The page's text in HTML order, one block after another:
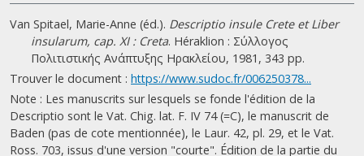
Van Spitael, Marie-Anne (éd.). Descriptio insule Crete et Liber
insularum, cap. XI : Creta. Héraklion : Σύλλογος
Πολιτιστικής Ανάπτυξης Ηρακλείου, 1981, 343 pp.
Trouver le document : https://www.sudoc.fr/006250378...
Note : Les manuscrits sur lesquels se fonde l'édition de la
Descriptio sont le Vat. Chig. lat. F. IV 74 (=C), le manuscrit de
Baden (pas de cote mentionnée), le Laur. 42, pl. 29, et le Vat.
Ross. 703, issus d'une version "courte". Édition de la partie du